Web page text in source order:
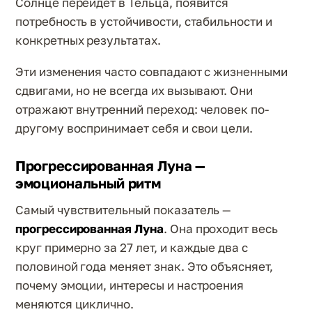
потребность в устойчивости, стабильности и
конкретных результатах.
Эти изменения часто совпадают с жизненными
сдвигами, но не всегда их вызывают. Они
отражают внутренний переход: человек по-
другому воспринимает себя и свои цели.
Прогрессированная Луна —
эмоциональный ритм
Самый чувствительный показатель —
прогрессированная Луна. Она проходит весь
круг примерно за 27 лет, и каждые два с
половиной года меняет знак. Это объясняет,
почему эмоции, интересы и настроения
меняются циклично.